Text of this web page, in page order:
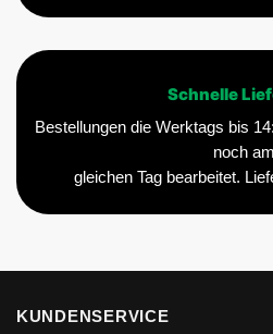
Schnelle
Bestellungen die Werktags bis
noch am
gleichen Tag bearbeitet.
KUNDENSERVICE